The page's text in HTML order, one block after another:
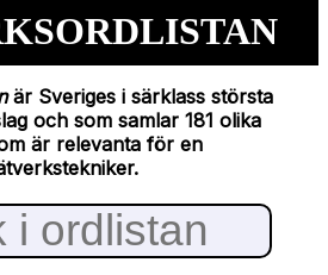
är Sveriges i särklass största
och som samlar 181 olika
är relevanta för en